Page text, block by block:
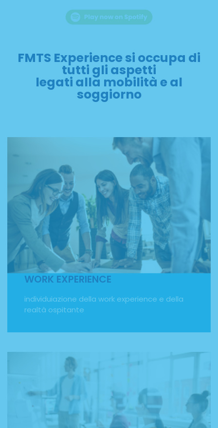
FMTS Experience si occupa di
tutti gli aspetti
legati alla mobilità e al
soggiorno
WORK EXPERIENCE
individuiazione della work experience e della
realtà ospitante
WORK EXPERIENCE
individuazione della work experience e
dell’organizzazione ospitante. Con il nostro programma
di soggiorni studio all'estero potrai fare un'esperienza di
tirocinio all'estero e sperimentare le tue conoscenze sul
piano pratico, affinare le tue competenze professionali e
sviluppare le soft skills necessarie in ambito lavorativo.
CORSI DI LINGUA